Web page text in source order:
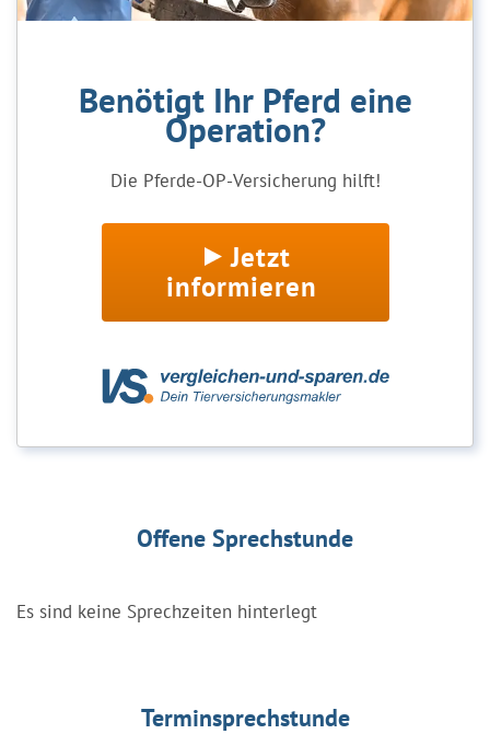
Benötigt Ihr Pferd eine
Operation?
Die Pferde-OP-Versicherung hilft!
Jetzt
informieren
Offene Sprechstunde
Es sind keine Sprechzeiten hinterlegt
Terminsprechstunde